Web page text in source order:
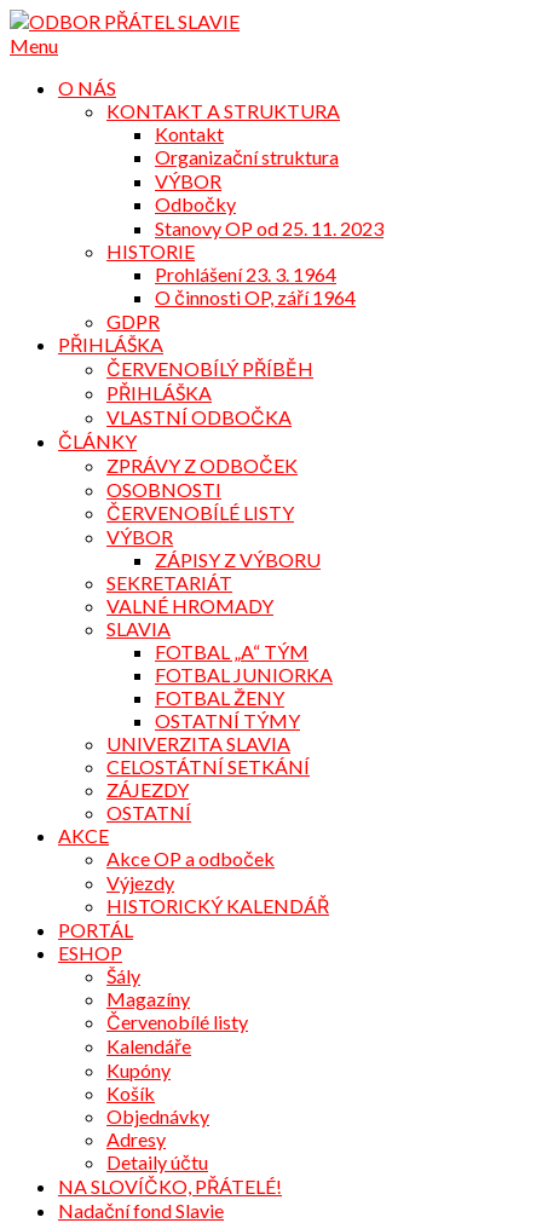
Přejdi
na
Menu
O NÁS
KONTAKT A STRUKTURA
Kontakt
Organizační struktura
VÝBOR
Odbočky
Stanovy OP od 25. 11. 2023
HISTORIE
Prohlášení 23. 3. 1964
O činnosti OP, září 1964
GDPR
PŘIHLÁŠKA
ČERVENOBÍLÝ PŘÍBĚH
PŘIHLÁŠKA
VLASTNÍ ODBOČKA
ČLÁNKY
ZPRÁVY Z ODBOČEK
OSOBNOSTI
ČERVENOBÍLÉ LISTY
VÝBOR
ZÁPISY Z VÝBORU
SEKRETARIÁT
VALNÉ HROMADY
SLAVIA
FOTBAL „A“ TÝM
FOTBAL JUNIORKA
FOTBAL ŽENY
OSTATNÍ TÝMY
UNIVERZITA SLAVIA
CELOSTÁTNÍ SETKÁNÍ
ZÁJEZDY
OSTATNÍ
AKCE
Akce OP a odboček
Výjezdy
HISTORICKÝ KALENDÁŘ
PORTÁL
ESHOP
Šály
Magazíny
Červenobílé listy
Kalendáře
Kupóny
Košík
Objednávky
Adresy
Detaily účtu
NA SLOVÍČKO, PŘÁTELÉ!
Nadační fond Slavie